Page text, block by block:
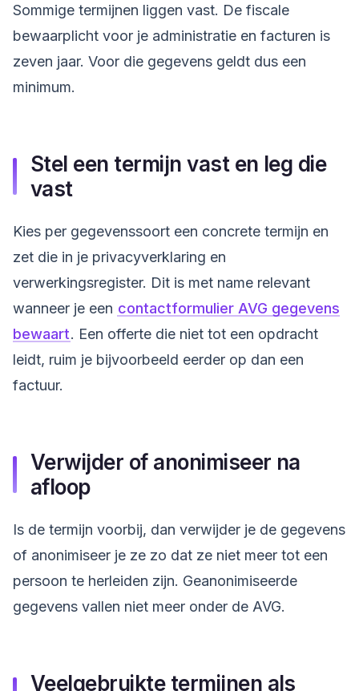
Sommige termijnen liggen vast. De fiscale
bewaarplicht voor je administratie en facturen is
zeven jaar. Voor die gegevens geldt dus een
minimum.
Stel een termijn vast en leg die
vast
Kies per gegevenssoort een concrete termijn en
zet die in je privacyverklaring en
verwerkingsregister. Dit is met name relevant
wanneer je een contactformulier AVG gegevens
bewaart. Een offerte die niet tot een opdracht
leidt, ruim je bijvoorbeeld eerder op dan een
factuur.
Verwijder of anonimiseer na
afloop
Is de termijn voorbij, dan verwijder je de gegevens
of anonimiseer je ze zo dat ze niet meer tot een
persoon te herleiden zijn. Geanonimiseerde
gegevens vallen niet meer onder de AVG.
Veelgebruikte termijnen als